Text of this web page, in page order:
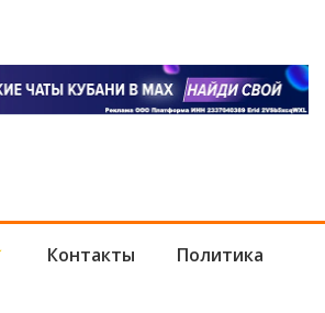
Контакты Политика